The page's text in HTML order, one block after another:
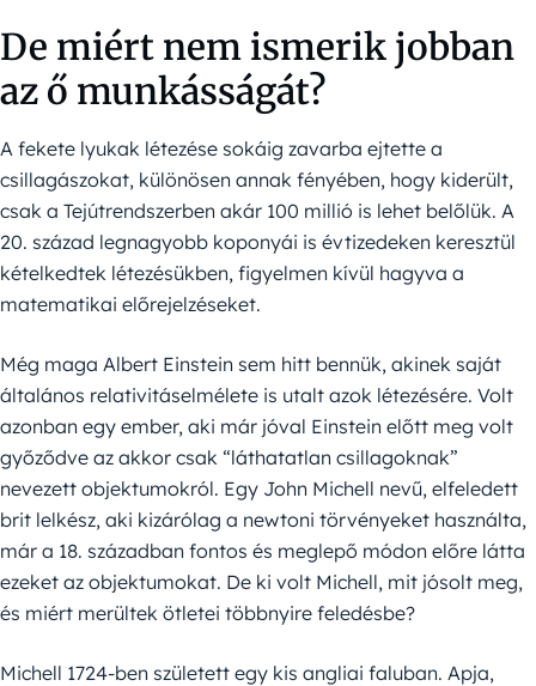
De miért nem ismerik jobban
az ő munkásságát?
A fekete lyukak létezése sokáig zavarba ejtette a
csillagászokat, különösen annak fényében, hogy kiderült,
csak a Tejútrendszerben akár 100 millió is lehet belőlük. A
20. század legnagyobb koponyái is évtizedeken keresztül
kételkedtek létezésükben, figyelmen kívül hagyva a
matematikai előrejelzéseket.
Még maga Albert Einstein sem hitt bennük, akinek saját
általános relativitáselmélete is utalt azok létezésére. Volt
azonban egy ember, aki már jóval Einstein előtt meg volt
győződve az akkor csak “láthatatlan csillagoknak”
nevezett objektumokról. Egy John Michell nevű, elfeledett
brit lelkész, aki kizárólag a newtoni törvényeket használta,
már a 18. században fontos és meglepő módon előre látta
ezeket az objektumokat. De ki volt Michell, mit jósolt meg,
és miért merültek ötletei többnyire feledésbe?
Michell 1724-ben született egy kis angliai faluban. Apja,